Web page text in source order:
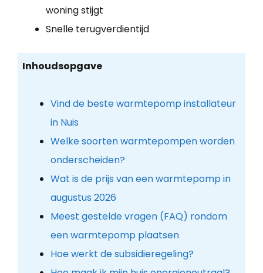
woning stijgt
Snelle terugverdientijd
Inhoudsopgave
Vind de beste warmtepomp installateur
in Nuis
Welke soorten warmtepompen worden
onderscheiden?
Wat is de prijs van een warmtepomp in
augustus 2026
Meest gestelde vragen (FAQ) rondom
een warmtepomp plaatsen
Hoe werkt de subsidieregeling?